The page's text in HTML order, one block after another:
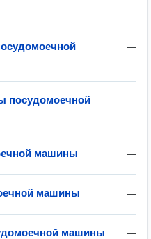
—
—
посудомоечной
—
машины
—
машины
—
машины